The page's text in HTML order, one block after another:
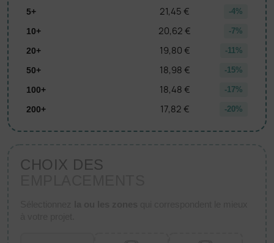
5+ 21,45 € -4%
10+ 20,62 € -7%
20+ 19,80 € -11%
50+ 18,98 € -15%
100+ 18,48 € -17%
200+ 17,82 € -20%
CHOIX DES